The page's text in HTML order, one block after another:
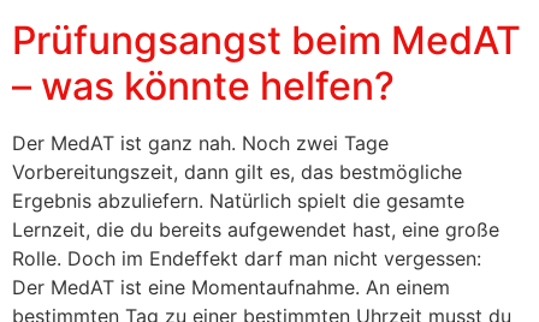
Prüfungsangst beim MedAT
– was könnte helfen?
Der MedAT ist ganz nah. Noch zwei Tage
Vorbereitungszeit, dann gilt es, das bestmögliche
Ergebnis abzuliefern. Natürlich spielt die gesamte
Lernzeit, die du bereits aufgewendet hast, eine große
Rolle. Doch im Endeffekt darf man nicht vergessen:
Der MedAT ist eine Momentaufnahme. An einem
bestimmten Tag zu einer bestimmten Uhrzeit musst du